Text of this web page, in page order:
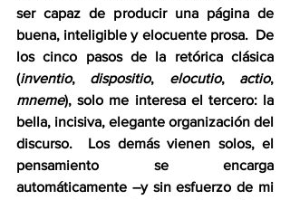
ser capaz de producir una página de
buena, inteligible y elocuente prosa.  De
los cinco pasos de la retórica clásica
(inventio, dispositio, elocutio, actio
mneme), solo me interesa el tercero: la
bella, incisiva, elegante organización del
discurso.  Los demás vienen solos, el
pensamiento se encarga
automáticamente –y sin esfuerzo de mi